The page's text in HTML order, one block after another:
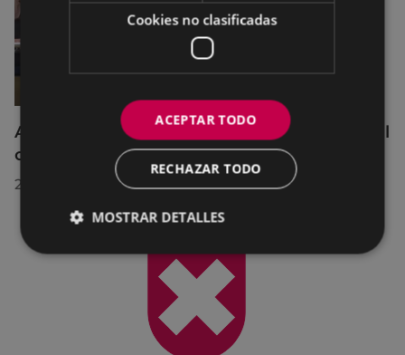
Acuerdos adoptados por el Pleno Municipal
celebrado el 27 de julio de 2026
28/07/2026
Cookies no clasificadas
ACEPTAR TODO
RECHAZAR TODO
MOSTRAR DETALLES